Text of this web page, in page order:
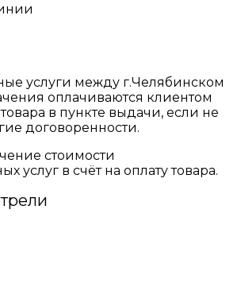
услуги между г.Челябинском
оплачиваются клиентом
в пункте выдачи, если не
договоренности.
стоимости
услуг в счёт на оплату товара.